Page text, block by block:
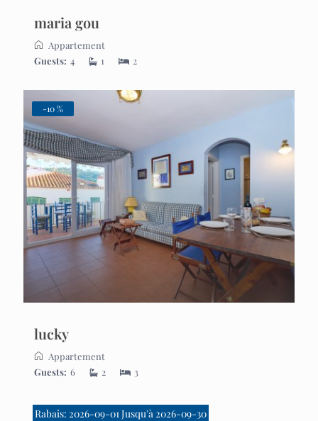
maria gou
Appartement
Guests: 4 1 2
-10 %
lucky
Appartement
Guests: 6 2 3
Rabais: 2026-09-01 Jusqu'à 2026-09-30